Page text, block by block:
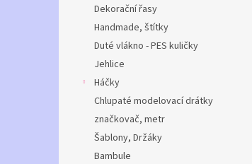
Dekorační řasy
Handmade, štítky
Duté vlákno - PES kuličky
Jehlice
Háčky
Chlupaté modelovací drátky
značkovač, metr
Šablony, Držáky
Bambule